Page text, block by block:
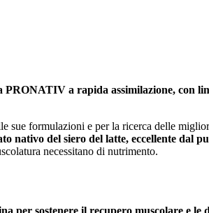
a rapida assimilazione, con
formulazioni e per la ricerca delle
nativo del siero del latte, eccellente dal
necessitano di nutrimento.
per sostenere il recupero muscolare e le